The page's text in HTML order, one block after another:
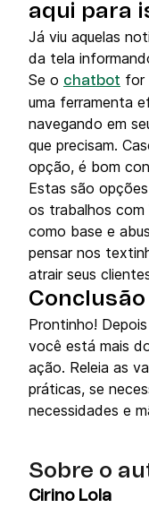
aqui para
Já viu aquelas
da tela
Se o chatbot for
uma ferramenta
navegando em
que precisam.
opção, é bom
Estas são
os trabalhos
como base e
pensar nos
atrair seus
Conclusão
Prontinho!
você está mais
ação. Releia as
práticas, se
necessidades e
Sobre o
Cirino Lola